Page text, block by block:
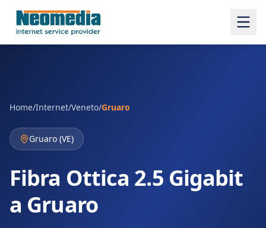
Home/Internet/Veneto/Gruaro
Gruaro (VE)
Fibra Ottica 2.5 Gigabit
a Gruaro